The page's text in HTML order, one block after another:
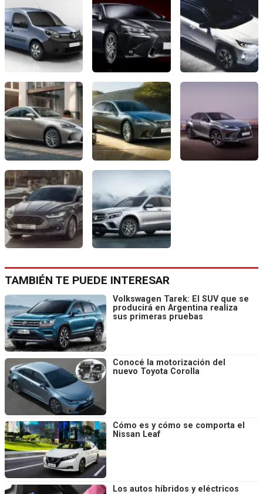
TAMBIÉN TE PUEDE INTERESAR
Volkswagen Tarek: El SUV que se
producirá en Argentina realiza
sus primeras pruebas
Conocé la motorización del
nuevo Toyota Corolla
Cómo es y cómo se comporta el
Nissan Leaf
Los autos híbridos y eléctricos